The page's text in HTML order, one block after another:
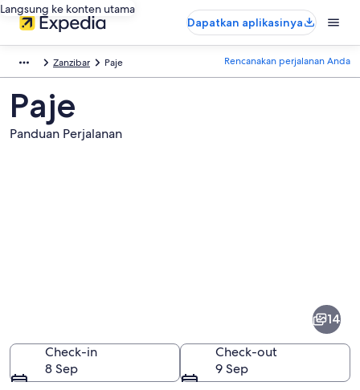
Langsung ke konten utama
Dapatkan aplikasinya
Zanzibar Paje Rencanakan perjalanan Anda
Paje
Panduan Perjalanan
14
Check-in
8 Sep
Check-out
9 Sep